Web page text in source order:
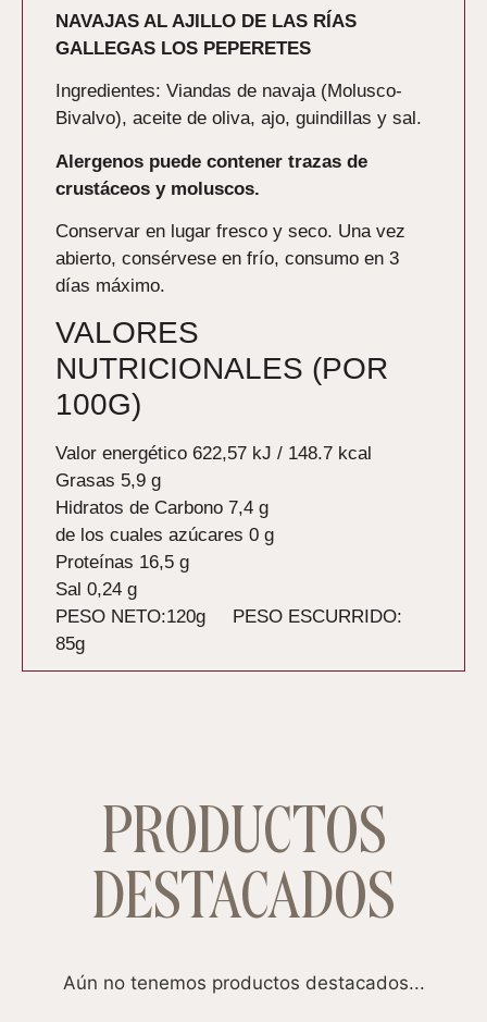
NAVAJAS AL AJILLO DE LAS RÍAS
GALLEGAS LOS PEPERETES
Ingredientes: Viandas de navaja (Molusco-
Bivalvo), aceite de oliva, ajo, guindillas y sal.
Alergenos puede contener trazas de
crustáceos y moluscos.
Conservar en lugar fresco y seco. Una vez
abierto, consérvese en frío, consumo en 3
días máximo.
VALORES
NUTRICIONALES (POR
100G)
Valor energético 622,57 kJ / 148.7 kcal
Grasas 5,9 g
Hidratos de Carbono 7,4 g
de los cuales azúcares 0 g
Proteínas 16,5 g
Sal 0,24 g
PESO NETO:120g PESO ESCURRIDO:
85g
PRODUCTOS
DESTACADOS
Aún no tenemos productos destacados...